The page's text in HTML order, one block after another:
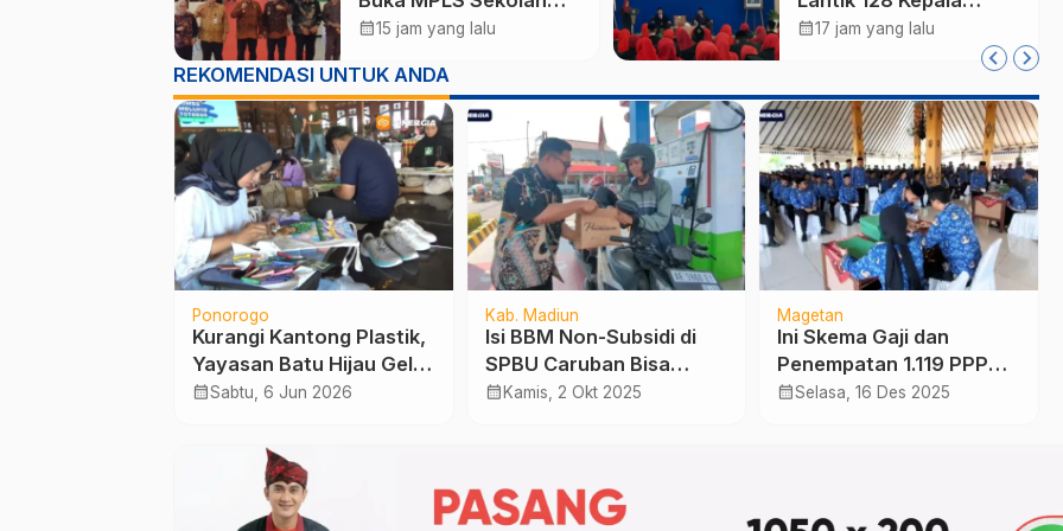
Rakyat, 260 Siswa
Pendidikan Berasrama
calendar_month15 jam yang lalu
Sekolah, Bupati
Pastikan Rekrutmen
untuk Isi Jabatan yang
Masih Kosong
calendar_month17 jam yang lalu
REKOMENDASI UNTUK ANDA
Ponorogo
Kurangi Kantong Plastik,
Yayasan Batu Hijau Gelar
Lomba Melukis Tote Bag
calendar_monthSabtu, 6 Jun 2026
Kab. Madiun
Isi BBM Non-Subsidi di
SPBU Caruban Bisa
Pulang Bawa Batik
calendar_monthKamis, 2 Okt 2025
Magetan
Ini Skema Gaji dan
Penempatan 1.119 PPPK
Paruh Waktu Magetan
calendar_monthSelasa, 16 Des 2025